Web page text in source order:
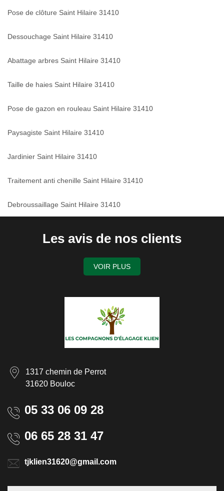
Pose de clôture Saint Hilaire 31410
Dessouchage Saint Hilaire 31410
Abattage arbres Saint Hilaire 31410
Taille de haies Saint Hilaire 31410
Pose de gazon en rouleau Saint Hilaire 31410
Paysagiste Saint Hilaire 31410
Jardinier Saint Hilaire 31410
Traitement anti chenille Saint Hilaire 31410
Debroussaillage Saint Hilaire 31410
Les avis de nos clients
VOIR PLUS
1317 chemin de Perrot
31620 Bouloc
05 33 06 09 28
06 65 28 31 47
tjklien31620@gmail.com